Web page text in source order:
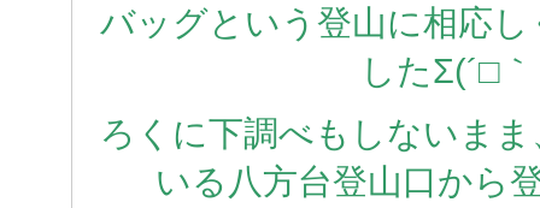
バッグという登山に相応
したΣ(´□
ろくに下調べもしないま
いる八方台登山口から